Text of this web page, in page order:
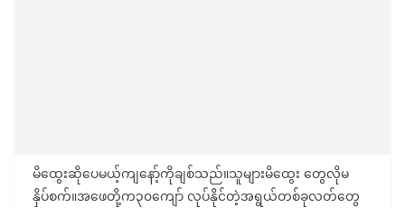
မိထွေးဆိုပေမယ့်ကျနော့်ကိုချစ်သည်။သူများမိထွေး တွေလိုမ
နှိပ်စက်။အဖေတို့က၃၀ကျော် လုပ်နိုင်တဲ့အရွယ်တစ်ခုလတ်တွေ